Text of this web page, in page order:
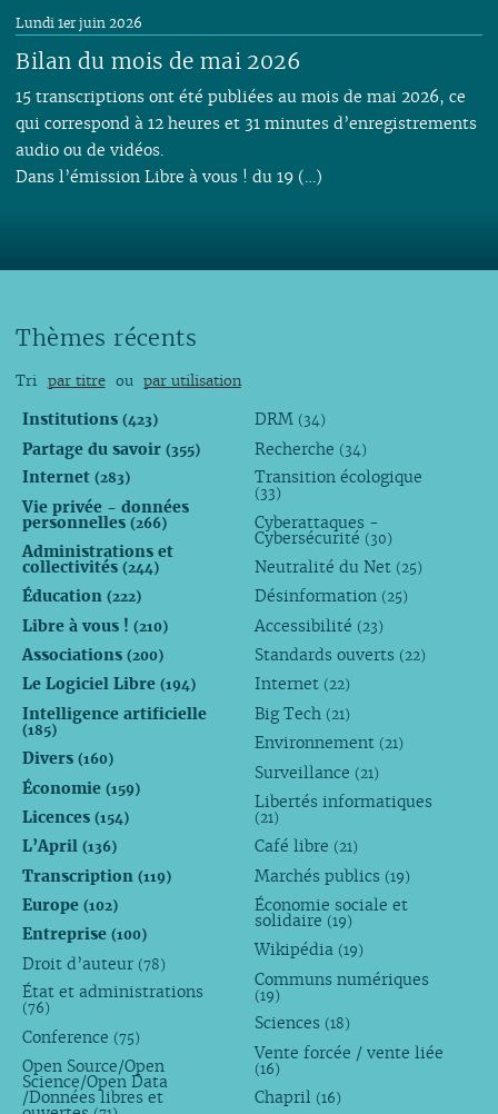
Bilan du mois de mai 2026
Lundi 1er juin 2026
15 transcriptions ont été publiées au mois de mai 2026, ce
qui correspond à 12 heures et 31 minutes d’enregistrements
audio ou de vidéos.
Dans l’émission Libre à vous ! du 19 (…)
Thèmes récents
Tri par titre ou par utilisation
Institutions (423)
Partage du savoir (355)
Internet (283)
Vie privée - données
personnelles (266)
Administrations et
collectivités (244)
Éducation (222)
Libre à vous ! (210)
Associations (200)
Le Logiciel Libre (194)
Intelligence artificielle
(185)
Divers (160)
Économie (159)
Licences (154)
L’April (136)
Transcription (119)
Europe (102)
Entreprise (100)
Droit d’auteur (78)
État et administrations
(76)
Conference (75)
Open Source/Open
Science/Open Data
/Données libres et
DRM (34)
Recherche (34)
Transition écologique
(33)
Cyberattaques -
Cybersécurité (30)
Neutralité du Net (25)
Désinformation (25)
Accessibilité (23)
Standards ouverts (22)
Internet (22)
Big Tech (21)
Environnement (21)
Surveillance (21)
Libertés informatiques
(21)
Café libre (21)
Marchés publics (19)
Économie sociale et
solidaire (19)
Wikipédia (19)
Communs numériques
(19)
Sciences (18)
Vente forcée / vente liée
(16)
Chapril (16)